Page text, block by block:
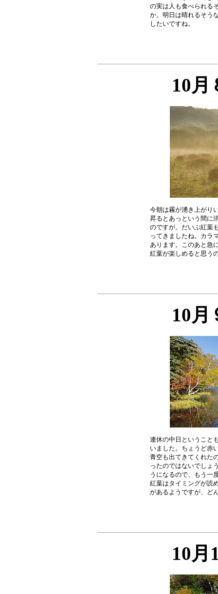
の実は人も食べられる
か。明日は晴れるそう
10月
今朝は霧が湧き上がり
昇るとあっという間に
のですが。だいぶ紅葉
ってきましたね。カラ
あります。このあと急
10月
連休の中日ということ
いました。ちょうど赤
青空も出てきてくれた
ったのではないでしょ
うになるので、もう一
紅葉はタイミングが読
10月